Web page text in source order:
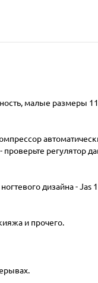
малые размеры
регулятор
дизайна -
и прочего.